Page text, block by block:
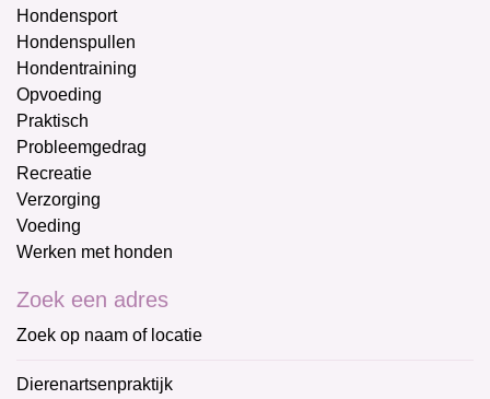
Hondensport
Hondenspullen
Hondentraining
Opvoeding
Praktisch
Probleemgedrag
Recreatie
Verzorging
Voeding
Werken met honden
Zoek een adres
Zoek op naam of locatie
Dierenartsenpraktijk